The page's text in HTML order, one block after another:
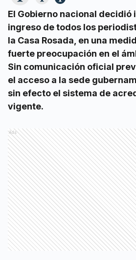
El Gobierno nacional decidió
ingreso de todos los
la Casa Rosada, en una
fuerte preocupación en el
Sin comunicación oficial
el acceso a la sede
sin efecto el sistema de
vigente.
Ads